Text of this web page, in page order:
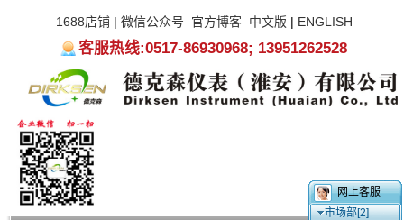
1688店铺| 微信公众号 官方博客 中文版 | ENGLISH
客服热线:0517-86930968; 13951262528
网上客服
市场部[2]